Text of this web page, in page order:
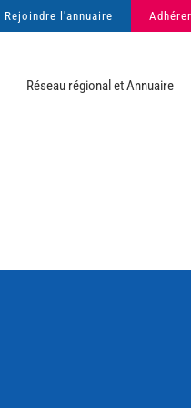
Réseau régional et Annuaire
Rejoindre l'annuaire